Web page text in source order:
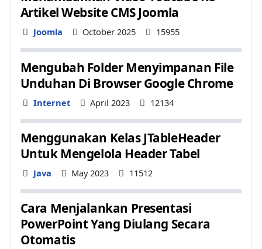
Artikel Website CMS Joomla
Details
Joomla October 2025 15955
Mengubah Folder Menyimpanan File
Unduhan Di Browser Google Chrome
Details
Internet April 2023 12134
Menggunakan Kelas JTableHeader
Untuk Mengelola Header Tabel
Details
Java May 2023 11512
Cara Menjalankan Presentasi
PowerPoint Yang Diulang Secara
Otomatis